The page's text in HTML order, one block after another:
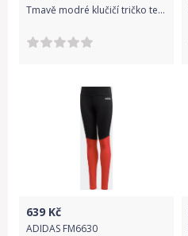
Tmavě modré klučičí tričko tee GAP - 116-128
639 Kč
ADIDAS FM6630